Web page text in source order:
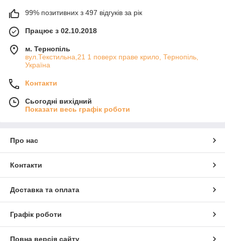
99% позитивних з 497 відгуків за рік
Працює з 02.10.2018
м. Тернопіль
вул.Текстильна,21 1 поверх праве крило, Тернопіль,
Україна
Контакти
Сьогодні вихідний
Показати весь графік роботи
Про нас
Контакти
Доставка та оплата
Графік роботи
Повна версія сайту